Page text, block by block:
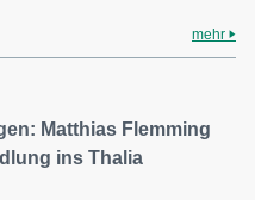
mehr
Matthias Flemming
ins Thalia